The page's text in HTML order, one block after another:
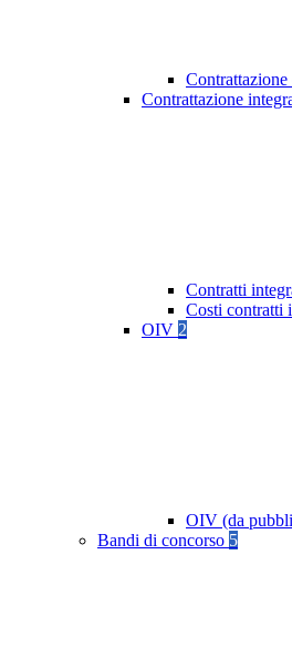
Contrattazione
Contratti
Costi contratti
OIV 2
OIV (da
Bandi di concorso 5